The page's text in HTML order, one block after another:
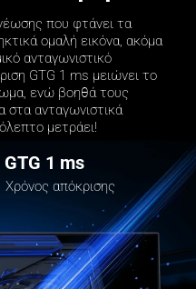
που φτάνει τα
ομαλή εικόνα, ακόμα
ανταγωνιστικό
GTG 1 ms μειώνει το
ενώ βοηθά τους
στα ανταγωνιστικά
μετράει!
GTG 1 ms
Χρόνος απόκρισης